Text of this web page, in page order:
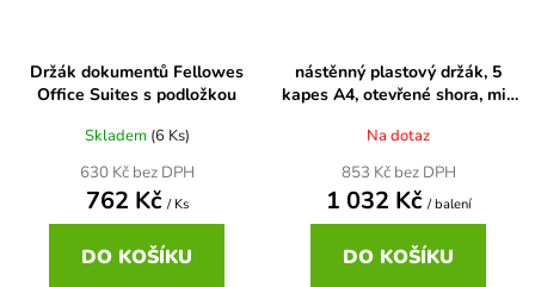
Držák dokumentů Fellowes
Office Suites s podložkou
Skladem (6 Ks)
630 Kč bez DPH
762 Kč / Ks
DO KOŠÍKU
nástěnný plastový držák, 5
kapes A4, otevřené shora, mix
Na dotaz
853 Kč bez DPH
1 032 Kč / balení
DO KOŠÍKU